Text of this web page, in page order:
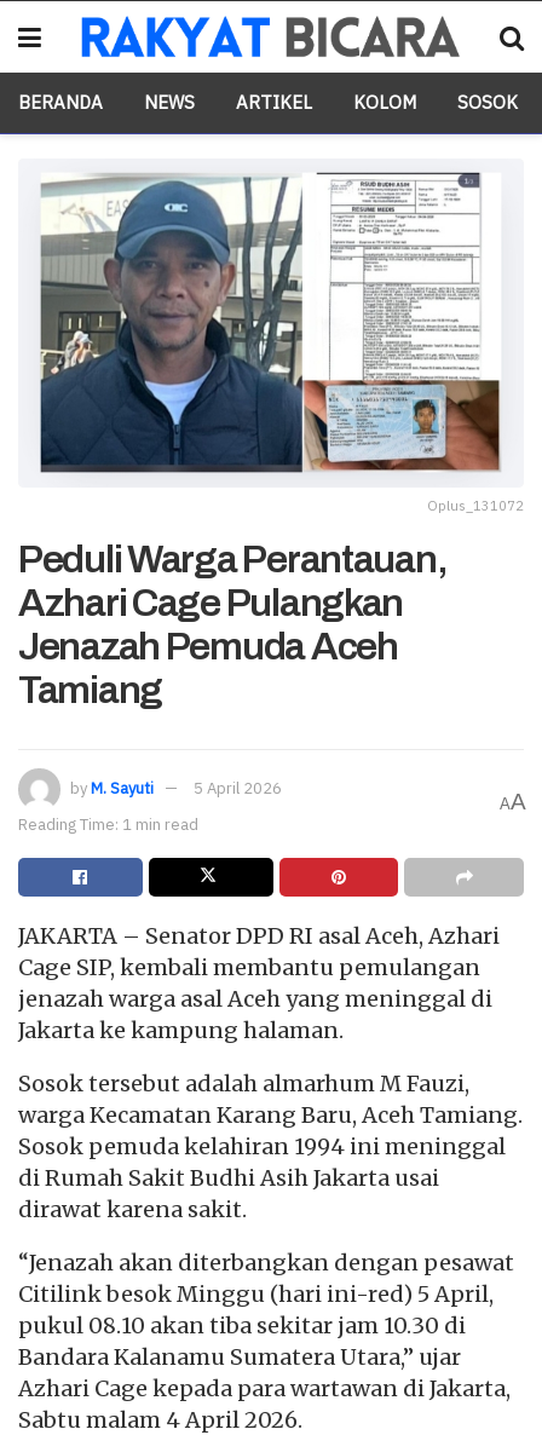
BERANDA NEWS ARTIKEL KOLOM SOSOK
Oplus_131072
Peduli Warga Perantauan,
Azhari Cage Pulangkan
Jenazah Pemuda Aceh
Tamiang
byM. Sayuti
5 April 2026
Reading Time: 1 min read
AA
JAKARTA – Senator DPD RI asal Aceh, Azhari
Cage SIP, kembali membantu pemulangan
jenazah warga asal Aceh yang meninggal di
Jakarta ke kampung halaman.
Sosok tersebut adalah almarhum M Fauzi,
warga Kecamatan Karang Baru, Aceh Tamiang.
Sosok pemuda kelahiran 1994 ini meninggal
di Rumah Sakit Budhi Asih Jakarta usai
dirawat karena sakit.
“Jenazah akan diterbangkan dengan pesawat
Citilink besok Minggu (hari ini-red) 5 April,
pukul 08.10 akan tiba sekitar jam 10.30 di
Bandara Kalanamu Sumatera Utara,” ujar
Azhari Cage kepada para wartawan di Jakarta,
Sabtu malam 4 April 2026.